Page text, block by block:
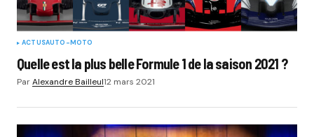
ACTUSAUTO-MOTO
Quelle est la plus belle Formule 1 de la saison 2021 ?
ParAlexandre Bailleul12 mars 2021